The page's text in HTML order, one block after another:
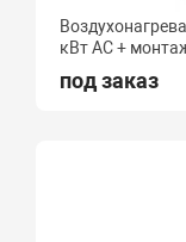
кВт АС +
под заказ